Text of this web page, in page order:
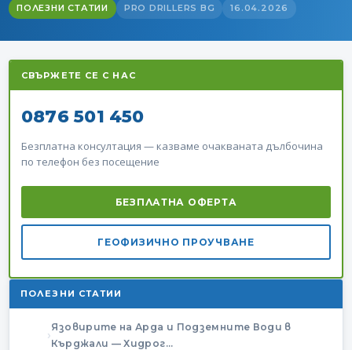
ПОЛЕЗНИ СТАТИИ PRO DRILLERS BG 16.04.2026
СВЪРЖЕТЕ СЕ С НАС
0876 501 450
Безплатна консултация — казваме очакваната дълбочина
по телефон без посещение
БЕЗПЛАТНА ОФЕРТА
ГЕОФИЗИЧНО ПРОУЧВАНЕ
ПОЛЕЗНИ СТАТИИ
Язовирите на Арда и Подземните Води в
Кърджали — Хидрог…